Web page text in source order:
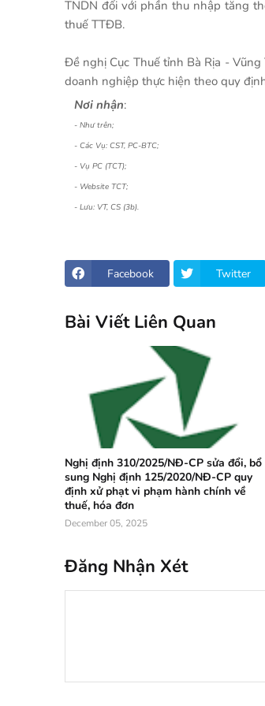
TNDN đối với phần thu nhập tăng
thuế TTĐB.
Đề nghị Cục Thuế tỉnh Bà Rịa -
doanh nghiệp thực hiện theo quy
Nơi nhận:
- Như trên;
- Các Vụ: CST, PC-BTC;
- Vụ PC (TCT);
- Website TCT;
- Lưu: VT, CS (3b).
Facebook Twitter
Bài Viết Liên Quan
Nghị định 310/2025/NĐ-CP sửa đổi, bổ
sung Nghị định 125/2020/NĐ-CP quy
định xử phạt vi phạm hành chính về
thuế, hóa đơn
December 05, 2025
Đăng Nhận Xét